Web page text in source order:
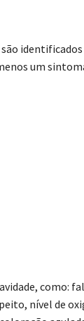
são
um
como:
nível de